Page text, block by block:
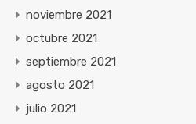
noviembre 2021
octubre 2021
septiembre 2021
agosto 2021
julio 2021